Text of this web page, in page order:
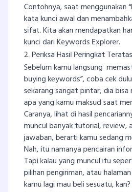
Contohnya, saat menggunakan
kata kunci awal dan
sifat. Kita akan mendapatkan
kunci dari Keywords Explorer.
2. Periksa Hasil Peringkat Teratas
Sebelum kamu langsung
buying keywords”, coba cek
sekarang sangat pintar, dia bisa
apa yang kamu maksud saat
Caranya, lihat di hasil
muncul banyak tutorial, review,
jawaban, berarti kamu sedang
Nah, itu namanya pencairan
Tapi kalau yang muncul itu
pilihan pengiriman, atau
kamu lagi mau beli sesuatu,